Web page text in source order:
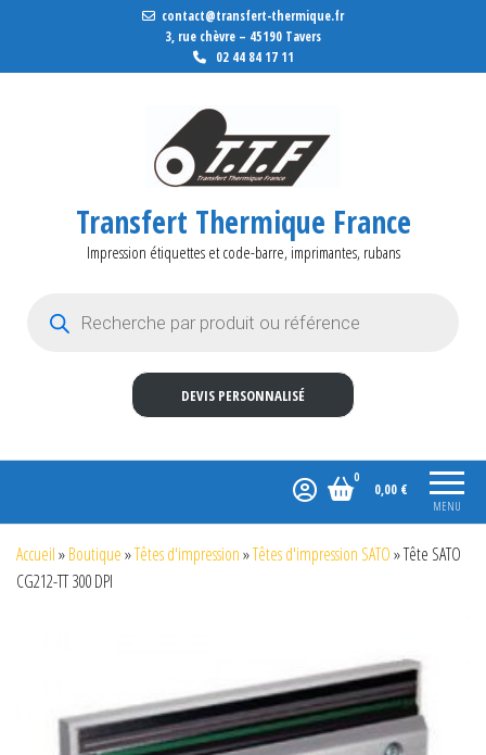
contact@transfert-thermique.fr
3, rue chèvre – 45190 Tavers
02 44 84 17 11
Transfert Thermique France
Impression étiquettes et code-barre, imprimantes, rubans
DEVIS PERSONNALISÉ
MENU
0
0,00 €
Accueil»Boutique»Têtes d'impression»Têtes d'impression SATO»Tête SATO
CG212-TT 300 DPI